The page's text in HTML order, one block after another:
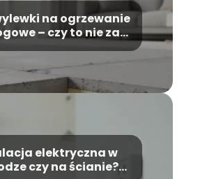
na ogrzewanie
– czy to nie za
elektryczna w
czy na ścianie?